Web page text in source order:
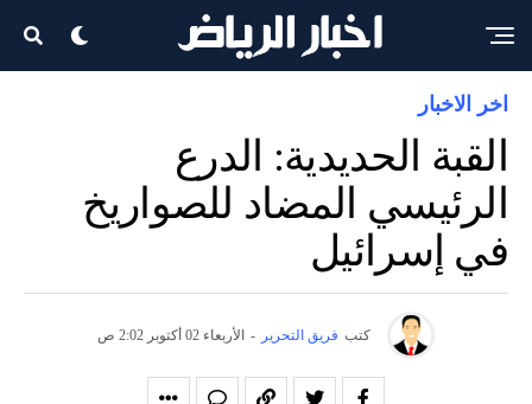
اخر الاخبار
القبة الحديدية: الدرع
الرئيسي المضاد للصواريخ
في إسرائيل
كتب فريق التحرير - الأربعاء 02 أكتوبر 2:02 ص